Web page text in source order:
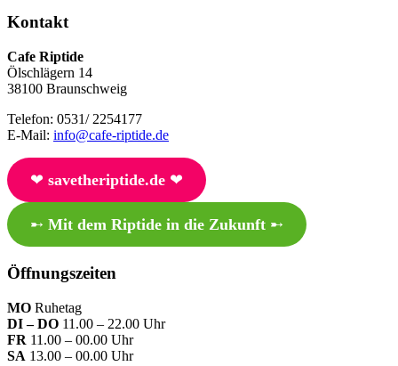
Kontakt
Cafe Riptide
Ölschlägern 14
38100 Braunschweig
Telefon: 0531/ 2254177
E-Mail: info@cafe-riptide.de
❤︎ savetheriptide.de❤︎
➸ Mit dem Riptide in die Zukunft➸
Öffnungszeiten
MO Ruhetag
DI – DO 11.00 – 22.00 Uhr
FR 11.00 – 00.00 Uhr
SA 13.00 – 00.00 Uhr